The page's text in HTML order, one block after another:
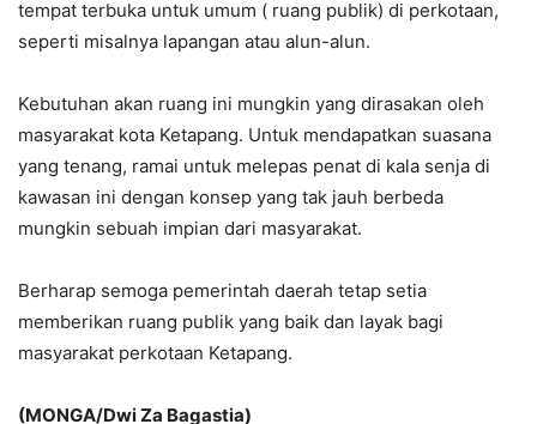
tempat terbuka untuk umum ( ruang publik) di perkotaan,
seperti misalnya lapangan atau alun-alun.
Kebutuhan akan ruang ini mungkin yang dirasakan oleh
masyarakat kota Ketapang. Untuk mendapatkan suasana
yang tenang, ramai untuk melepas penat di kala senja di
kawasan ini dengan konsep yang tak jauh berbeda
mungkin sebuah impian dari masyarakat.
Berharap semoga pemerintah daerah tetap setia
memberikan ruang publik yang baik dan layak bagi
masyarakat perkotaan Ketapang.
(MONGA/Dwi Za Bagastia)